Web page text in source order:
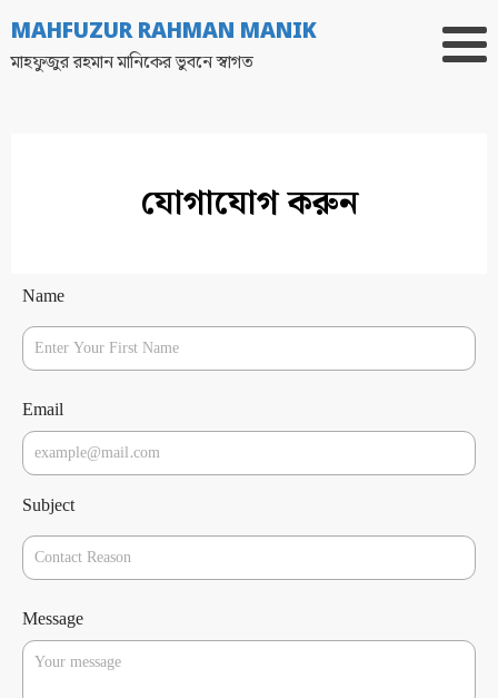
MAHFUZUR RAHMAN MANIK
মাহফুজুর রহমান মানিকের ভুবনে স্বাগত
যোগাযোগ করুন
Name
Email
Subject
Message